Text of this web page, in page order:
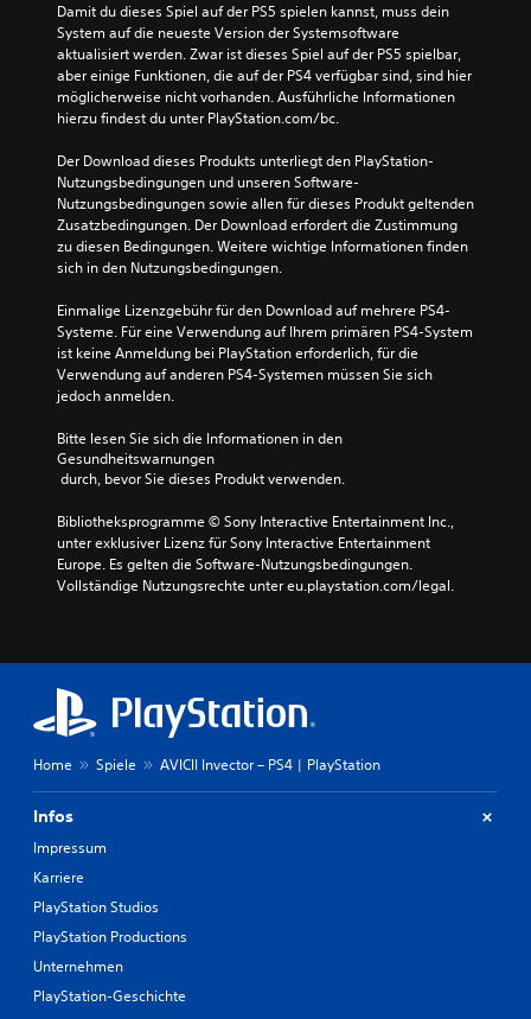
Damit du dieses Spiel auf der PS5 spielen kannst, muss dein
System auf die neueste Version der Systemsoftware
aktualisiert werden. Zwar ist dieses Spiel auf der PS5 spielbar,
aber einige Funktionen, die auf der PS4 verfügbar sind, sind hier
möglicherweise nicht vorhanden. Ausführliche Informationen
hierzu findest du unter PlayStation.com/bc.
Der Download dieses Produkts unterliegt den PlayStation-
Nutzungsbedingungen und unseren Software-
Nutzungsbedingungen sowie allen für dieses Produkt geltenden
Zusatzbedingungen. Der Download erfordert die Zustimmung
zu diesen Bedingungen. Weitere wichtige Informationen finden
sich in den Nutzungsbedingungen.
Einmalige Lizenzgebühr für den Download auf mehrere PS4-
Systeme. Für eine Verwendung auf Ihrem primären PS4-System
ist keine Anmeldung bei PlayStation erforderlich, für die
Verwendung auf anderen PS4-Systemen müssen Sie sich
jedoch anmelden.
Bitte lesen Sie sich die Informationen in den
Gesundheitswarnungen
durch, bevor Sie dieses Produkt verwenden.
Bibliotheksprogramme © Sony Interactive Entertainment Inc.,
unter exklusiver Lizenz für Sony Interactive Entertainment
Europe. Es gelten die Software-Nutzungsbedingungen.
Vollständige Nutzungsrechte unter eu.playstation.com/legal.
Home Spiele AVICII Invector – PS4 | PlayStation
Infos
Impressum
Karriere
PlayStation Studios
PlayStation Productions
Unternehmen
PlayStation-Geschichte